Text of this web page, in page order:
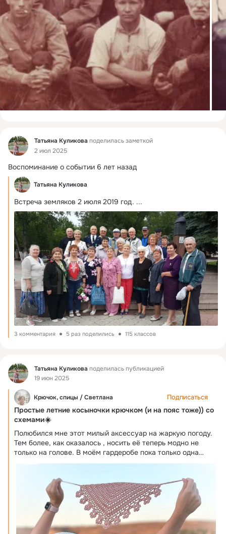
Фид Татьяна Куликова поделилась заметкой
2 июл 2025
Воспоминание о событии 6 лет назад
Татьяна Куликова
Встреча земляков 2 июля 2019 год. ...
3 комментария 5 раз поделились 115 классов
Фид Татьяна Куликова поделилась публикацией
19 июн 2025
Крючок, спицы / Светлана Подписаться
Простые летние косыночки крючком (и на пояс тоже)) со
схемами☀️
Полюбился мне этот милый аксессуар на жаркую погоду.
Тем более, как оказалось , носить её теперь модно не
только на голове. В моём гардеробе пока только одна
косынка. Но я планирую связать ещё парочку (и на пояс
этом всё. Спасибо вам, за внимание 🥰 До встречи 🤗 💖